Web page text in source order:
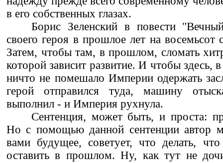
в его собственных глазах.
Борис Зеленский в повести
своего героя в прошлое лет на
Затем, чтобы там, в прошлом, сломать
которой зависит развитие. И чтобы здесь,
ничто не помешало Империи одержать
герой отправился туда, машину
выполнил - и Империя рухнула.
Сентенция, может быть, и проста:
Но с помощью данной сентенции автор
вами будущее, советует, что делать,
оставить в прошлом. Ну, как тут не